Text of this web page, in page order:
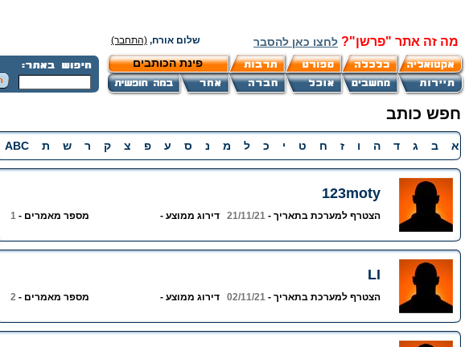
מה זה אתר "פרשן"? לחצו כאן להסבר שלום אורח, (התחבר)
פינת הכותבים
חפש כותב
א ב ג ד ה ו ז ח ט י כ ל מ נ ס ע פ צ ק ר ש ת ABC
123moty
הצטרף למערכת בתאריך - 21/11/21 דירוג ממוצע - מספר מאמרים - 1
LI
הצטרף למערכת בתאריך - 02/11/21 דירוג ממוצע - מספר מאמרים - 2